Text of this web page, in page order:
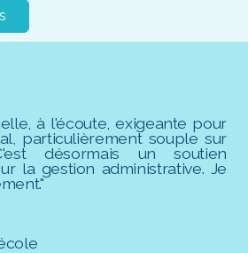
à l'écoute, exigeante pour
particulièrement souple sur
désormais un soutien
la gestion administrative. Je